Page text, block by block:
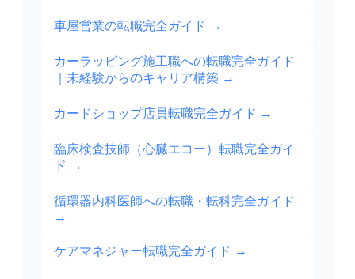
車屋営業の転職完全ガイド →
カーラッピング施工職への転職完全ガイド
｜未経験からのキャリア構築 →
カードショップ店員転職完全ガイド →
臨床検査技師（心臓エコー）転職完全ガイ
ド →
循環器内科医師への転職・転科完全ガイド
→
ケアマネジャー転職完全ガイド →